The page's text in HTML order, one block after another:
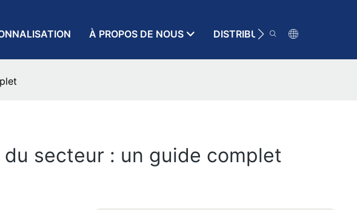
À PROPOS DE NOUS DISTRIBUTEUR
secteur : un guide complet